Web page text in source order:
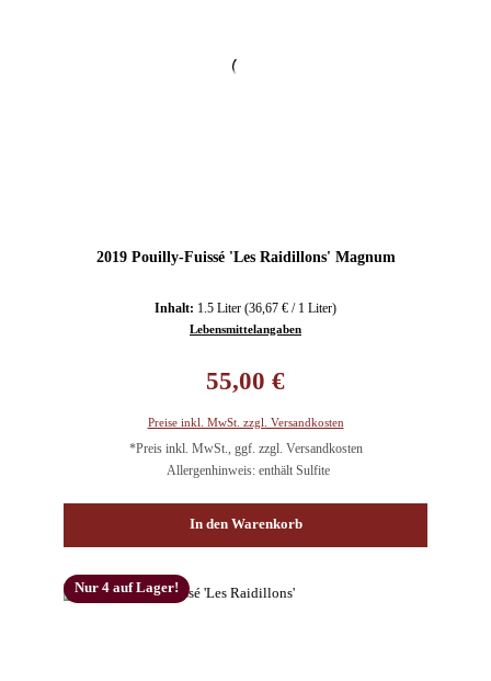
2019 Pouilly-Fuissé 'Les Raidillons' Magnum
Inhalt: 1.5 Liter (36,67 € / 1 Liter)
Lebensmittelangaben
55,00 €
Preise inkl. MwSt. zzgl. Versandkosten
*Preis inkl. MwSt., ggf. zzgl. Versandkosten
Allergenhinweis: enthält Sulfite
In den Warenkorb
Nur 4 auf Lager!